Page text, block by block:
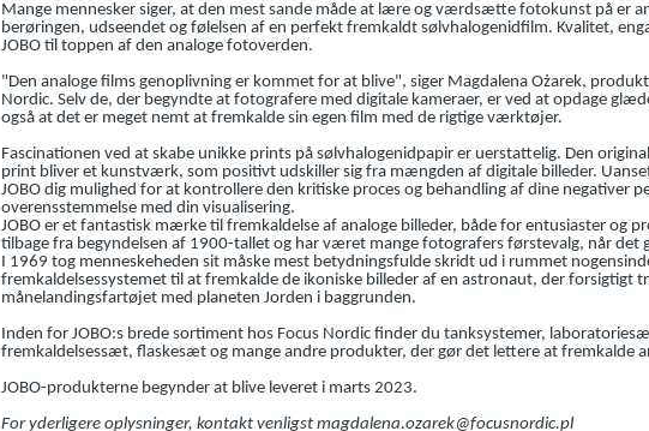
Mange mennesker siger, at den mest sande måde at lære og værdsætte fotokunst på er
berøringen, udseendet og følelsen af en perfekt fremkaldt sølvhalogenidfilm. Kvalitet,
JOBO til toppen af den analoge fotoverden.
"Den analoge films genoplivning er kommet for at blive", siger Magdalena Ożarek,
Nordic. Selv de, der begyndte at fotografere med digitale kameraer, er ved at opdage
også at det er meget nemt at fremkalde sin egen film med de rigtige værktøjer.
Fascinationen ved at skabe unikke prints på sølvhalogenidpapir er uerstattelig. Den
print bliver et kunstværk, som positivt udskiller sig fra mængden af digitale billeder.
JOBO dig mulighed for at kontrollere den kritiske proces og behandling af dine negativer
overensstemmelse med din visualisering.
JOBO er et fantastisk mærke til fremkaldelse af analoge billeder, både for entusiaster og
tilbage fra begyndelsen af 1900-tallet og har været mange fotografers førstevalg, når det
I 1969 tog menneskeheden sit måske mest betydningsfulde skridt ud i rummet
fremkaldelsessystemet til at fremkalde de ikoniske billeder af en astronaut, der forsigtigt
månelandingsfartøjet med planeten Jorden i baggrunden.
Inden for JOBO:s brede sortiment hos Focus Nordic finder du tanksystemer,
fremkaldelsessæt, flaskesæt og mange andre produkter, der gør det lettere at fremkalde
JOBO-produkterne begynder at blive leveret i marts 2023.
For yderligere oplysninger, kontakt venligst magdalena.ozarek@focusnordic.pl